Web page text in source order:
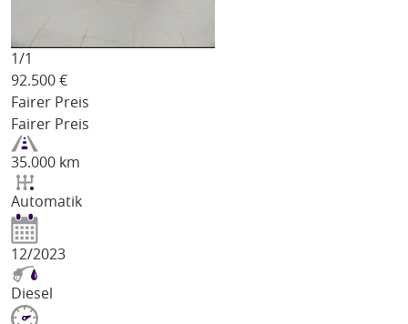
1/1
92.500 €
Fairer Preis
Fairer Preis
35.000 km
Automatik
12/2023
Diesel